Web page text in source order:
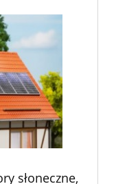
słoneczne,